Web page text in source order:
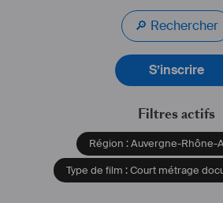
🔎 Rechercher
S’inscrire
Filtres actifs
Région : Auvergne-Rhône-
Type de film : Court métrage
d'Électricienne. Je suis dynamique, j'ai
techniques et je sais installer le
Je cherche également à rencontrer des
Électricien(ne), que je
Quoi dire de plus? Je suis gentille,